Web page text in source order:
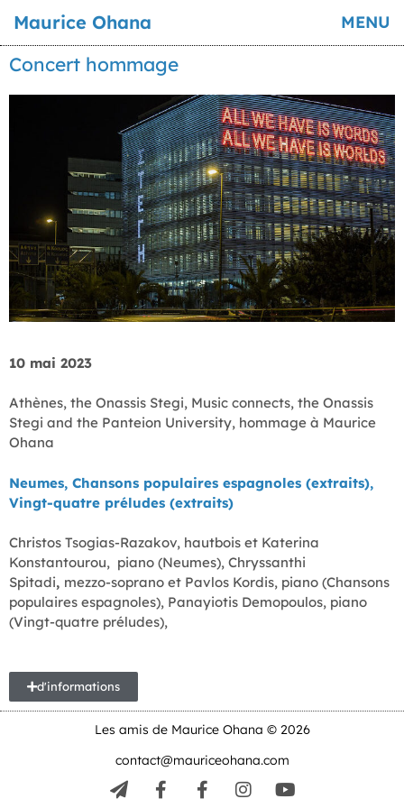
Maurice Ohana MENU
Concert hommage
10 mai 2023
Athènes, the Onassis Stegi, Music connects, the Onassis
Stegi and the Panteion University, hommage à Maurice
Ohana
Neumes, Chansons populaires espagnoles (extraits),
Vingt-quatre préludes (extraits)
Christos Tsogias-Razakov, hautbois et Katerina
Konstantourou, piano (Neumes), Chryssanthi
Spitadi, mezzo-soprano et Pavlos Kordis, piano (Chansons
populaires espagnoles), Panayiotis Demopoulos, piano
(Vingt-quatre préludes),
d'informations
Les amis de Maurice Ohana © 2026
contact@mauriceohana.com